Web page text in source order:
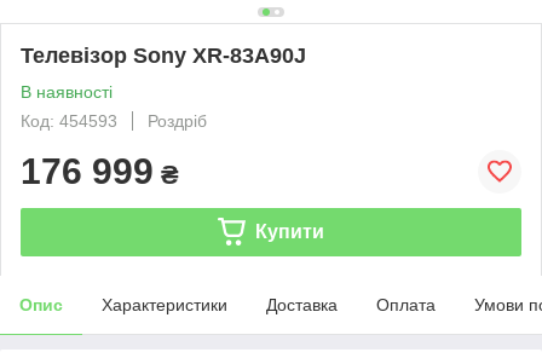
Телевізор Sony XR-83A90J
В наявності
Код: 454593
Роздріб
176 999 ₴
Купити
Опис Характеристики Доставка Оплата Умови